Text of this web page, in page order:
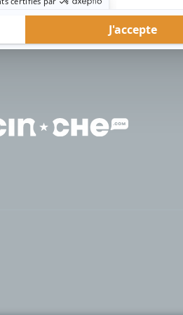
qu’on surnomme parfois «l’encyclopédie de
On peut l’entendre régulièrement